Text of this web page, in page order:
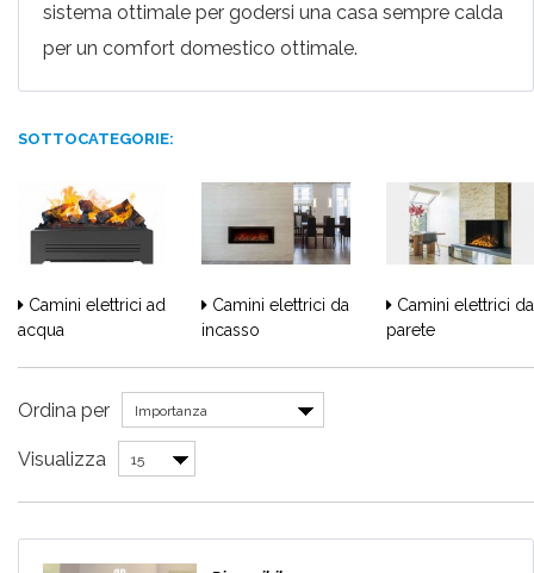
sistema ottimale per godersi una casa sempre calda
per un comfort domestico ottimale.
SOTTOCATEGORIE:
Camini elettrici ad
acqua
Camini elettrici da
incasso
Camini elettrici da
parete
Ordina per Importanza
Visualizza 15